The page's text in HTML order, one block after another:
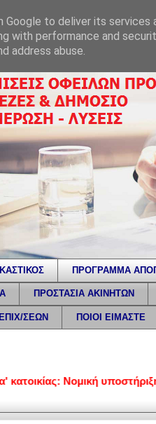
ΠΡΟΓΡΑΜΜΑ
ΠΡΟΣΤΑΣΙΑ ΑΚΙΝΗΤΩΝ
ΣΕΩΝ ΠΟΙΟΙ ΕΙΜΑΣΤΕ
Νομική
to deliver its services
with performance and
address abuse.